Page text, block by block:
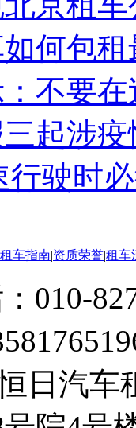
何包
不要
起涉
行驶时
租车指南|资质荣誉|租车
010-
日汽车